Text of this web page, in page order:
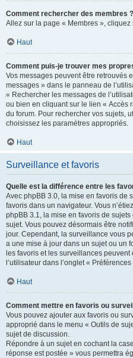
Comment rechercher des membres ?
Allez sur la page « Membres »,
Haut
Comment puis-je trouver mes
Vos messages peuvent être retrouvés
messages » dans le panneau de
« Rechercher les messages de
ou bien en cliquant sur le lien « Accès
du forum. Pour rechercher vos sujets,
choisissez les paramètres appropriés.
Haut
Surveillance et favoris
Quelle est la différence entre les
Avec phpBB 3.0, la mise en favoris de
favoris dans un navigateur. Vous
phpBB 3.1, la mise en favoris de
sujet. Vous pouvez désormais être
jour. Cependant, la surveillance vous
a une mise à jour dans un sujet ou un
les favoris et les surveillances
l’utilisateur dans l’onglet «
Haut
Comment mettre en favoris ou
Vous pouvez ajouter aux favoris ou
approprié dans le menu « Outils de
sujet de discussion.
Répondre à un sujet en cochant la
réponse est postée » vous permettra